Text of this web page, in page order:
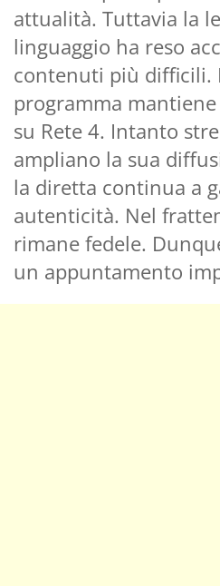
attualità. Tuttavia la
linguaggio ha reso
contenuti più difficili.
programma
su Rete 4. Intanto
ampliano la sua
la diretta continua a
autenticità. Nel
rimane fedele.
un appuntamento